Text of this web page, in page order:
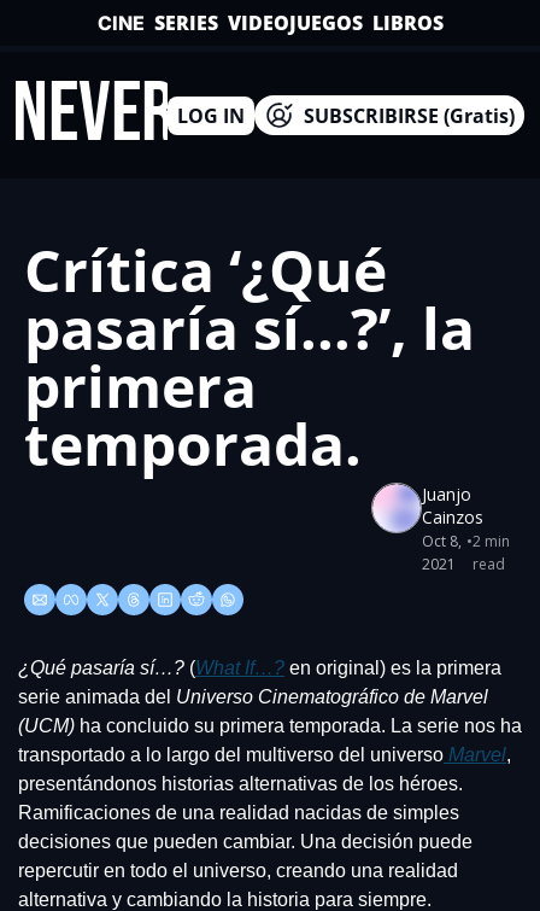
CINE SERIES VIDEOJUEGOS LIBROS
LOG IN SUBSCRIBIRSE (Gratis)
Crítica ‘¿Qué
pasaría sí...?’, la
primera
temporada.
Juanjo
Cainzos
Oct 8,
2021
•2 min
read
¿Qué pasaría sí…? (What If…? en original) es la primera
serie animada del Universo Cinematográfico de Marvel
(UCM) ha concluido su primera temporada. La serie nos ha
transportado a lo largo del multiverso del universo Marvel,
presentándonos historias alternativas de los héroes.
Ramificaciones de una realidad nacidas de simples
decisiones que pueden cambiar. Una decisión puede
repercutir en todo el universo, creando una realidad
alternativa y cambiando la historia para siempre.